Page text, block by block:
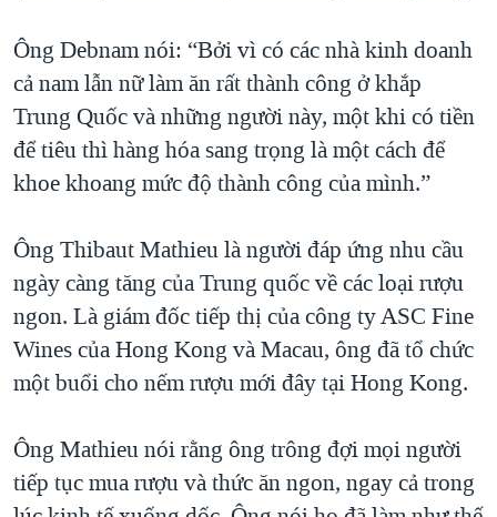
Ông Debnam nói: “Bởi vì có các nhà kinh doanh
cả nam lẫn nữ làm ăn rất thành công ở khắp
Trung Quốc và những người này, một khi có tiền
để tiêu thì hàng hóa sang trọng là một cách để
khoe khoang mức độ thành công của mình.”
Ông Thibaut Mathieu là người đáp ứng nhu cầu
ngày càng tăng của Trung quốc về các loại rượu
ngon. Là giám đốc tiếp thị của công ty ASC Fine
Wines của Hong Kong và Macau, ông đã tổ chức
một buổi cho nếm rượu mới đây tại Hong Kong.
Ông Mathieu nói rằng ông trông đợi mọi người
tiếp tục mua rượu và thức ăn ngon, ngay cả trong